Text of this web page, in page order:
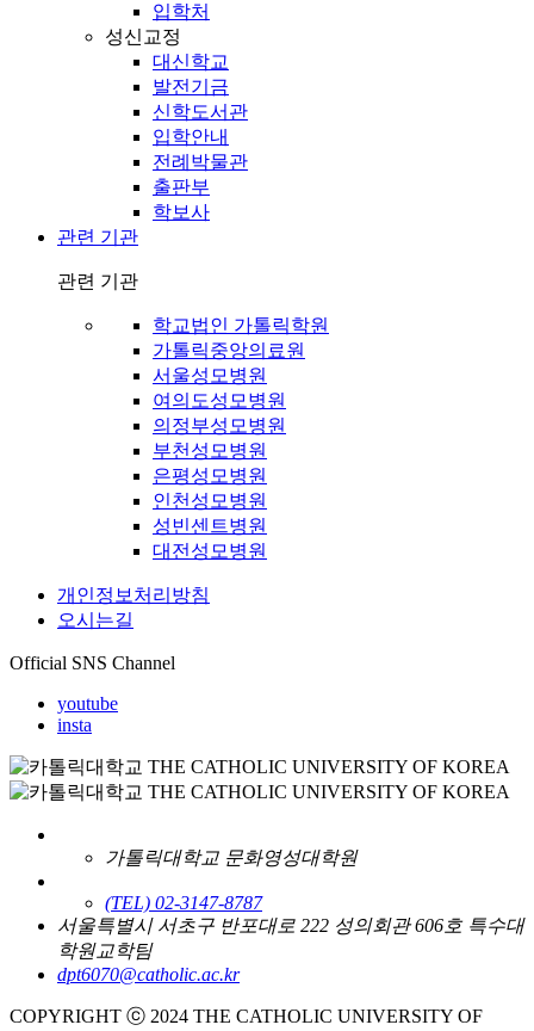
입학처
성신교정
대신학교
발전기금
신학도서관
입학안내
전례박물관
출판부
학보사
관련 기관
관련 기관
학교법인 가톨릭학원
가톨릭중앙의료원
서울성모병원
여의도성모병원
의정부성모병원
부천성모병원
은평성모병원
인천성모병원
성빈센트병원
대전성모병원
개인정보처리방침
오시는길
Official SNS Channel
youtube
insta
가톨릭대학교 문화영성대학원
(TEL) 02-3147-8787
서울특별시 서초구 반포대로 222 성의회관 606호 특수대
학원교학팀
dpt6070@catholic.ac.kr
COPYRIGHT ⓒ 2024 THE CATHOLIC UNIVERSITY OF